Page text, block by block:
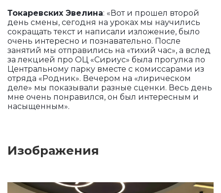
Токаревских Эвелина: «Вот и прошел второй
день смены, сегодня на уроках мы научились
сокращать текст и написали изложение, было
очень интересно и познавательно. После
занятий мы отправились на «тихий час», а вслед
за лекцией про ОЦ «Сириус» была прогулка по
Центральному парку вместе с комиссарами из
отряда «Родник». Вечером на «лирическом
деле» мы показывали разные сценки. Весь день
мне очень понравился, он был интересным и
насыщенным».
Изображения